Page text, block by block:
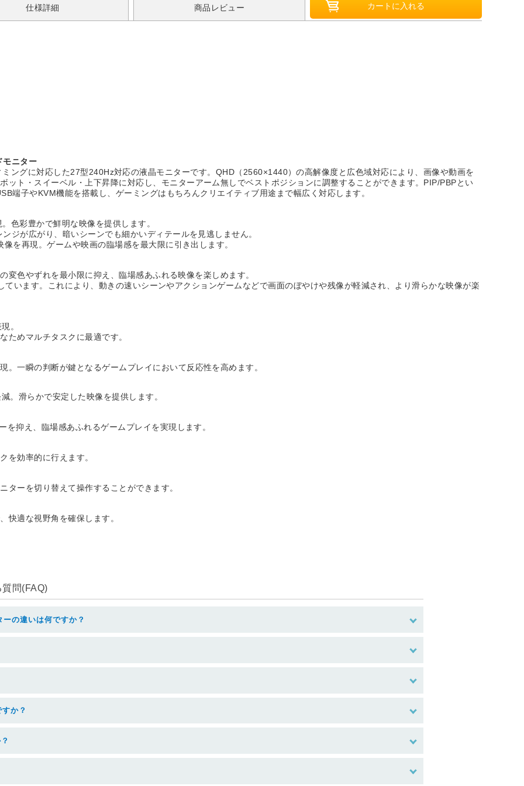
仕様詳細 商品レビュー
ニター
ングに対応した27型240Hz対応の液晶モニターです。QHD（2560×1440）の高解像度と広色域対応により、画像や動画を
ット・スイーベル・上下昇降に対応し、モニターアーム無しでベストポジションに調整することができます。PIP/PBPとい
端子やKVM機能を搭載し、ゲーミングはもちろんクリエイティブ用途まで幅広く対応します。
色彩豊かで鮮明な映像を提供します。
ジが広がり、暗いシーンでも細かいディテールを見逃しません。
を再現。ゲームや映画の臨場感を最大限に引き出します。
色やずれを最小限に抑え、臨場感あふれる映像を楽しめます。
います。これにより、動きの速いシーンやアクションゲームなどで画面のぼやけや残像が軽減され、より滑らかな映像が楽
。
ためマルチタスクに最適です。
一瞬の判断が鍵となるゲームプレイにおいて反応性を高めます。
。滑らかで安定した映像を提供します。
抑え、臨場感あふれるゲームプレイを実現します。
を効率的に行えます。
ターを切り替えて操作することができます。
快適な視野角を確保します。
問(FAQ)
の違いは何ですか？
か？